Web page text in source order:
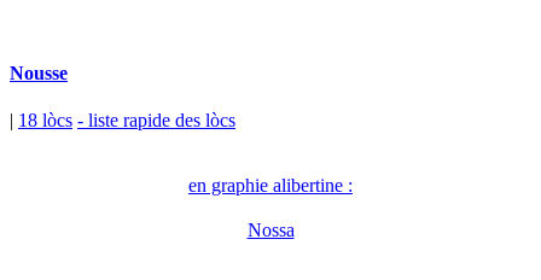
Nousse
| 18 lòcs - liste rapide des lòcs
en graphie alibertine :
Nossa